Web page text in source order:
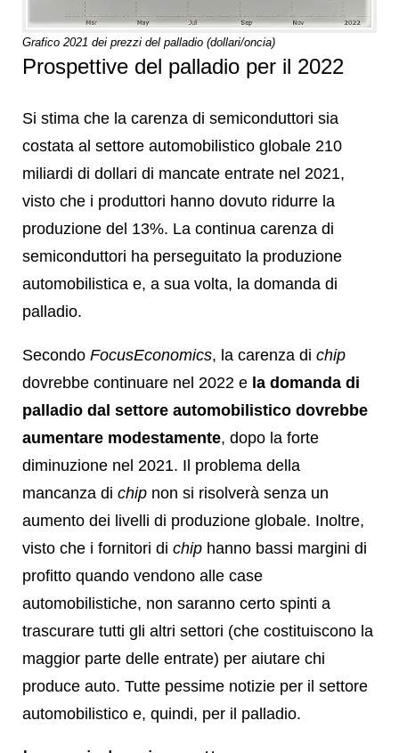
Grafico 2021 dei prezzi del palladio (dollari/oncia)
Prospettive del palladio per il 2022
Si stima che la carenza di semiconduttori sia
costata al settore automobilistico globale 210
miliardi di dollari di mancate entrate nel 2021,
visto che i produttori hanno dovuto ridurre la
produzione del 13%. La continua carenza di
semiconduttori ha perseguitato la produzione
automobilistica e, a sua volta, la domanda di
palladio.
Secondo FocusEconomics, la carenza di chip
dovrebbe continuare nel 2022 e la domanda di
palladio dal settore automobilistico dovrebbe
aumentare modestamente, dopo la forte
diminuzione nel 2021. Il problema della
mancanza di chip non si risolverà senza un
aumento dei livelli di produzione globale. Inoltre,
visto che i fornitori di chip hanno bassi margini di
profitto quando vendono alle case
automobilistiche, non saranno certo spinti a
trascurare tutti gli altri settori (che costituiscono la
maggior parte delle entrate) per aiutare chi
produce auto. Tutte pessime notizie per il settore
automobilistico e, quindi, per il palladio.